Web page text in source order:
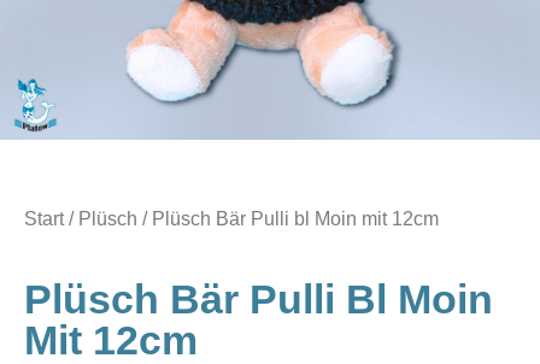
Start/ Plüsch / Plüsch Bär Pulli bl Moin mit 12cm
Plüsch Bär Pulli Bl Moin
Mit 12cm